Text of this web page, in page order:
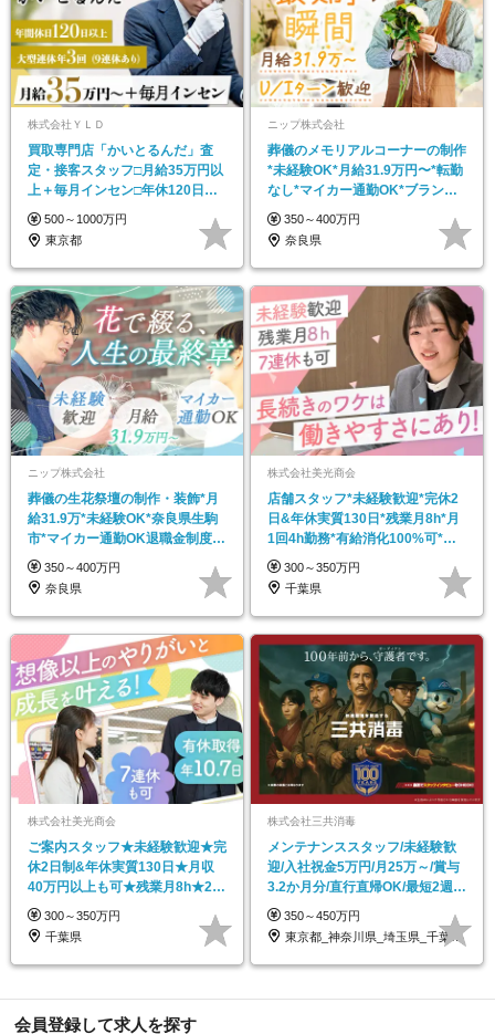
株式会社ＹＬＤ
買取専⾨店「かいとるんだ」査
定・接客スタッフ□⽉給35万円以
上＋毎⽉インセン□年休120日以
上□土日休み
500～1000万円
東京都
ニップ株式会社
葬儀のメモリアルコーナーの制作
*未経験OK*月給31.9万円〜*転勤
なし*マイカー通勤OK*ブランク
OK
350～400万円
奈良県
ニップ株式会社
葬儀の生花祭壇の制作・装飾*月
給31.9万*未経験OK*奈良県生駒
市*マイカー通勤OK退職金制度あ
り
350～400万円
奈良県
株式会社美光商会
店舗スタッフ*未経験歓迎*完休2
日&年休実質130日*残業月8h*月
1回4h勤務*有給消化100%可*千
葉勤務
300～350万円
千葉県
株式会社美光商会
ご案内スタッフ★未経験歓迎★完
休2日制&年休実質130日★月収
40万円以上も可★残業月8h★20
代で店長◎
300～350万円
千葉県
株式会社三共消毒
メンテナンススタッフ/未経験歓
迎/入社祝金5万円/月25万～/賞与
3.2か月分/直行直帰OK/最短2週間
で内定
350～450万円
東京都_神奈川県_埼玉県_千葉県_愛知県
会員登録して求人を探す